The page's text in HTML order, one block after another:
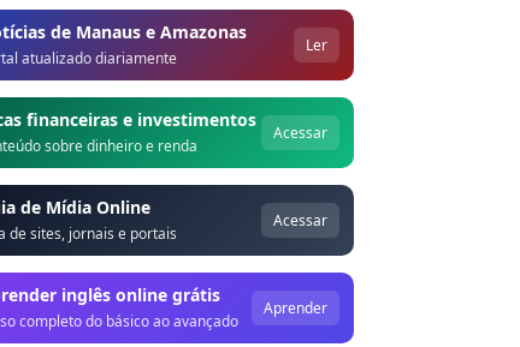
de Manaus e Amazonas
atualizado diariamente
Ler
financeiras e investimentos
sobre dinheiro e renda
Acessar
de Mídia Online
de sites, jornais e portais
Acessar
inglês online grátis
completo do básico ao avançado
Aprender